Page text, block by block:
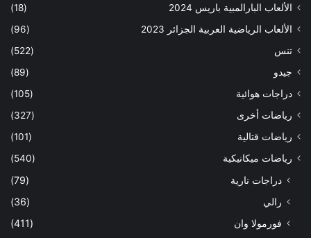
الألعاب البارالمبية باريس 2024
(18)
الألعاب الرياضية العربية الجزائر 2023
(96)
تنس
(522)
جيدو
(89)
دراجات هوائية
(105)
رياضات أخرى
(327)
رياضات قتالية
(101)
رياضات ميكانيكية
(540)
دراجات نارية
(79)
رالي
(36)
فورمولا وان
(411)